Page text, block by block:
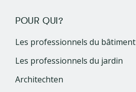
POUR QUI?
Les professionnels du bâtiment
Les professionnels du jardin
Architechten